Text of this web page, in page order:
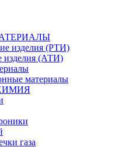
изделия (РТИ)
изделия (АТИ)
материалы
газа